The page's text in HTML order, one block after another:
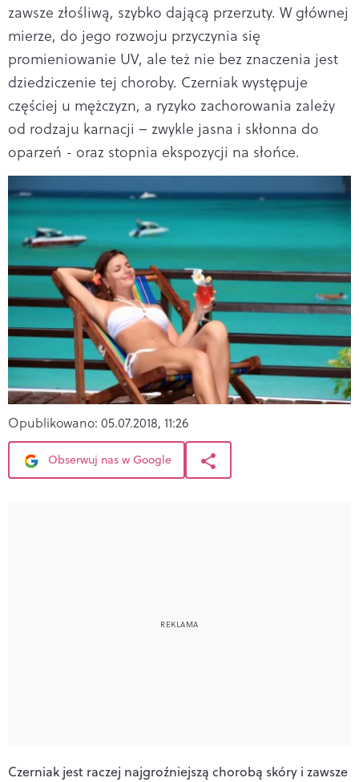
zawsze złośliwą, szybko dającą przerzuty. W głównej
mierze, do jego rozwoju przyczynia się
promieniowanie UV, ale też nie bez znaczenia jest
dziedziczenie tej choroby. Czerniak występuje
częściej u mężczyzn, a ryzyko zachorowania zależy
od rodzaju karnacji – zwykle jasna i skłonna do
oparzeń - oraz stopnia ekspozycji na słońce.
Opublikowano: 05.07.2018, 11:26
Obserwuj nas w Google
Czerniak jest raczej najgroźniejszą chorobą skóry i zawsze